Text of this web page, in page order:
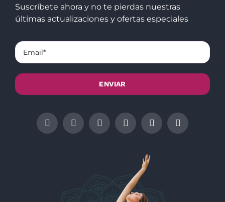
Suscríbete ahora y no te pierdas nuestras
últimas actualizaciones y ofertas especiales